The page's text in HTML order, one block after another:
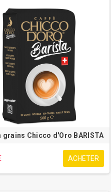
grains Chicco d'Oro BARISTA
ACHETER